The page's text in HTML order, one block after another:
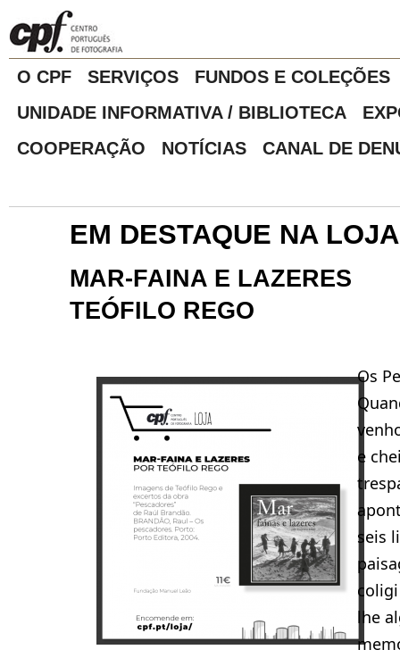
O CPF SERVIÇOS
FUNDOS E COLEÇÕES
UNIDADE INFORMATIVA / BIBLIOTECA
COOPERAÇÃO
NOTÍCIAS CANAL DE
EM DESTAQUE NA LOJA
MAR-FAINA E LAZERES
TEÓFILO REGO
Os
e
seis
lhe